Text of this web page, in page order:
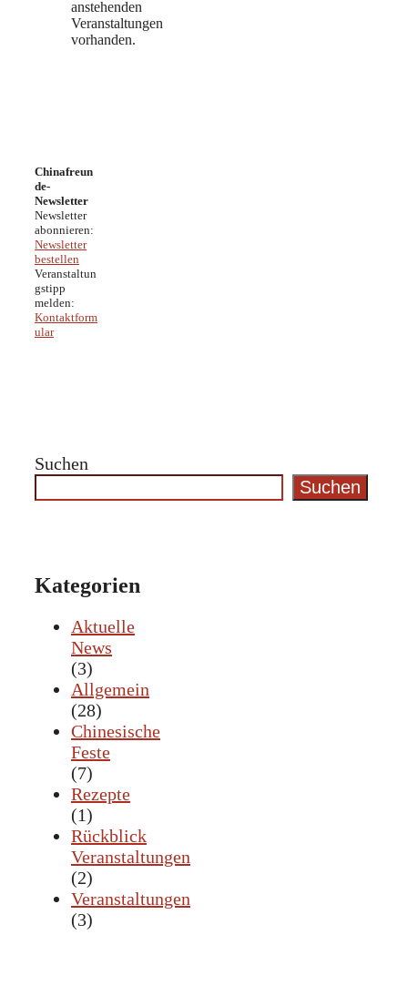
anstehenden
Veranstaltungen
vorhanden.
Chinafreun
de-
Newsletter
Newsletter
abonnieren:
Newsletter
bestellen
Veranstaltun
gstipp
melden:
Kontaktform
ular
Suchen
Suchen
Kategorien
Aktuelle
News
(3)
Allgemein
(28)
Chinesische
Feste
(7)
Rezepte
(1)
Rückblick
Veranstaltungen
(2)
Veranstaltungen
(3)